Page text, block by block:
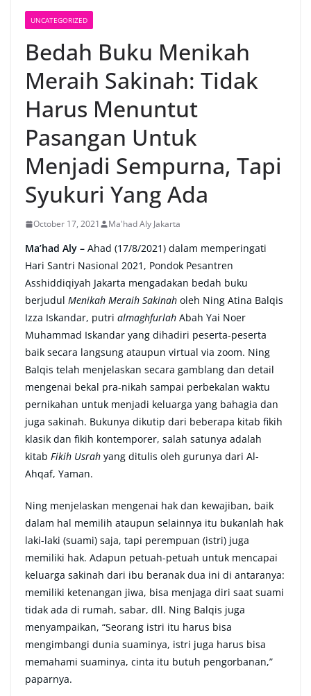
UNCATEGORIZED
Bedah Buku Menikah
Meraih Sakinah: Tidak
Harus Menuntut
Pasangan Untuk
Menjadi Sempurna, Tapi
Syukuri Yang Ada
October 17, 2021 Ma'had Aly Jakarta
Ma’had Aly – Ahad (17/8/2021) dalam memperingati
Hari Santri Nasional 2021, Pondok Pesantren
Asshiddiqiyah Jakarta mengadakan bedah buku
berjudul Menikah Meraih Sakinah oleh Ning Atina Balqis
Izza Iskandar, putri almaghfurlah Abah Yai Noer
Muhammad Iskandar yang dihadiri peserta-peserta
baik secara langsung ataupun virtual via zoom. Ning
Balqis telah menjelaskan secara gamblang dan detail
mengenai bekal pra-nikah sampai perbekalan waktu
pernikahan untuk menjadi keluarga yang bahagia dan
juga sakinah. Bukunya dikutip dari beberapa kitab fikih
klasik dan fikih kontemporer, salah satunya adalah
kitab Fikih Usrah yang ditulis oleh gurunya dari Al-
Ahqaf, Yaman.
Ning menjelaskan mengenai hak dan kewajiban, baik
dalam hal memilih ataupun selainnya itu bukanlah hak
laki-laki (suami) saja, tapi perempuan (istri) juga
memiliki hak. Adapun petuah-petuah untuk mencapai
keluarga sakinah dari ibu beranak dua ini di antaranya:
memiliki ketenangan jiwa, bisa menjaga diri saat suami
tidak ada di rumah, sabar, dll. Ning Balqis juga
menyampaikan, “Seorang istri itu harus bisa
mengimbangi dunia suaminya, istri juga harus bisa
memahami suaminya, cinta itu butuh pengorbanan,”
paparnya.